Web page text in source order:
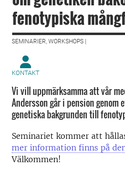
fenotypiska
SEMINARIER, WORKSHOPS |
KONTAKT
Vi vill uppmärksamma att vår
Andersson går i pension genom
genetiska bakgrunden till
Seminariet kommer att
mer information finns på
Välkommen!